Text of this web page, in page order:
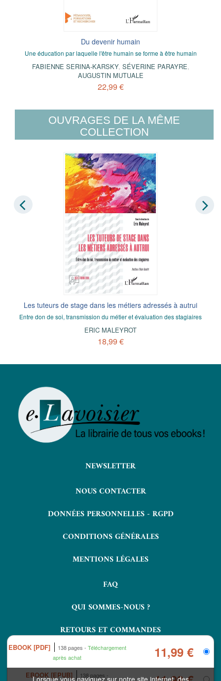
EBOOK [PDF] 138 pages
Téléchargement
après achat
11,99 €
EBOOK [EPUB] 138 pages
Du devenir humain
Une éducation par laquelle l'être humain se forme à être humain
FABIENNE SERINA-KARSKY, SÉVERINE PARAYRE,
AUGUSTIN MUTUALE
22,99 €
OUVRAGES DE LA MÊME
COLLECTION
Les tuteurs de stage dans les métiers adressés à autrui
Entre don de soi, transmission du métier et évaluation des stagiaires
ERIC MALEYROT
18,99 €
NEWSLETTER
NOUS CONTACTER
DONNÉES PERSONNELLES - RGPD
CONDITIONS GÉNÉRALES
MENTIONS LÉGALES
FAQ
QUI SOMMES-NOUS ?
RETOURS ET COMMANDES